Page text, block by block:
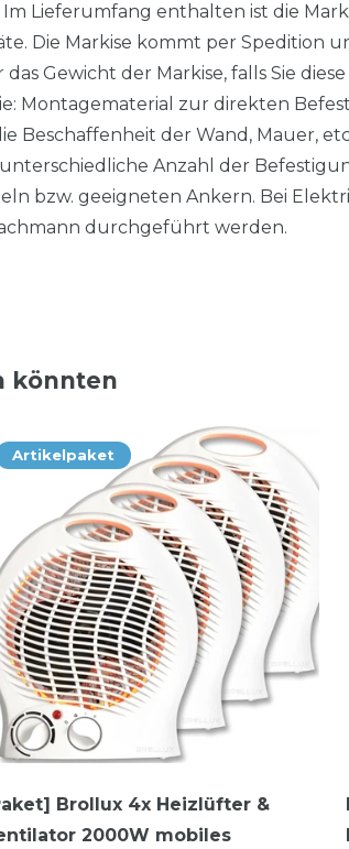
Im Lieferumfang enthalten ist die
Die Markise kommt per Spedition
das Gewicht der Markise, falls Sie
Montagematerial zur direkten
Beschaffenheit der Wand, Mauer,
Anzahl der
bzw. geeigneten Ankern. Bei
durchgeführt werden.
könnten
Artikelpaket
Brollux 4x Heizlüfter &
2000W mobiles